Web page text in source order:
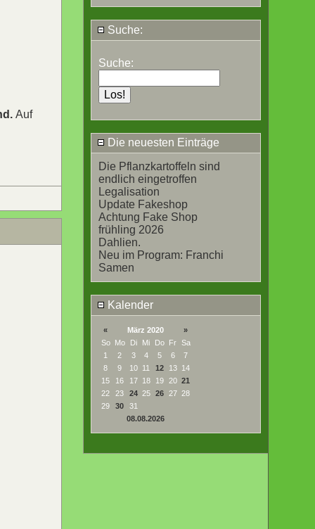
Suche:
Suche:
Die neuesten Einträge
Die Pflanzkartoffeln sind
endlich eingetroffen
Legalisation
Update Fakeshop
Achtung Fake Shop
frühling 2026
Dahlien.
Neu im Program: Franchi
Samen
Kalender
« März 2020
»
So Mo Di Mi Do Fr Sa
1
2 3 4 5 6
7
8
9 10 11 12 13 14
15
16 17 18 19 20 21
22
23 24 25 26 27 28
29
30
31
08.08.2026
Auf